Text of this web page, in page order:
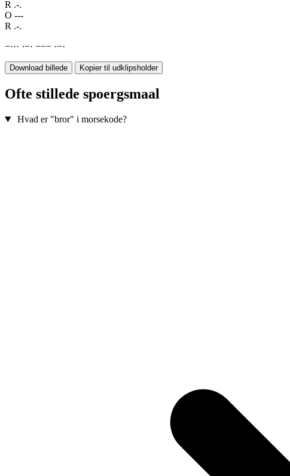
R .-.
O ---
R .-.
−··· ·−· −−− ·−·
Download billede Kopier til udklipsholder
Ofte stillede spoergsmaal
Hvad er "bror" i morsekode?